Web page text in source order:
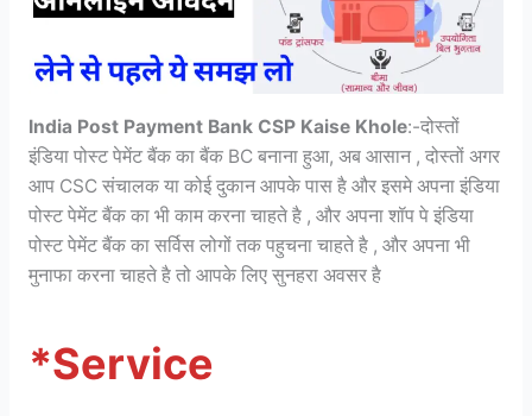
India Post Payment Bank CSP Kaise Khole:-दोस्तों
इंडिया पोस्ट पेमेंट बैंक का बैंक BC बनाना हुआ, अब आसान , दोस्तों अगर
आप CSC संचालक या कोई दुकान आपके पास है और इसमे अपना इंडिया
पोस्ट पेमेंट बैंक का भी काम करना चाहते है , और अपना शॉप पे इंडिया
पोस्ट पेमेंट बैंक का सर्विस लोगों तक पहुचना चाहते है , और अपना भी
मुनाफा करना चाहते है तो आपके लिए सुनहरा अवसर है
*Service